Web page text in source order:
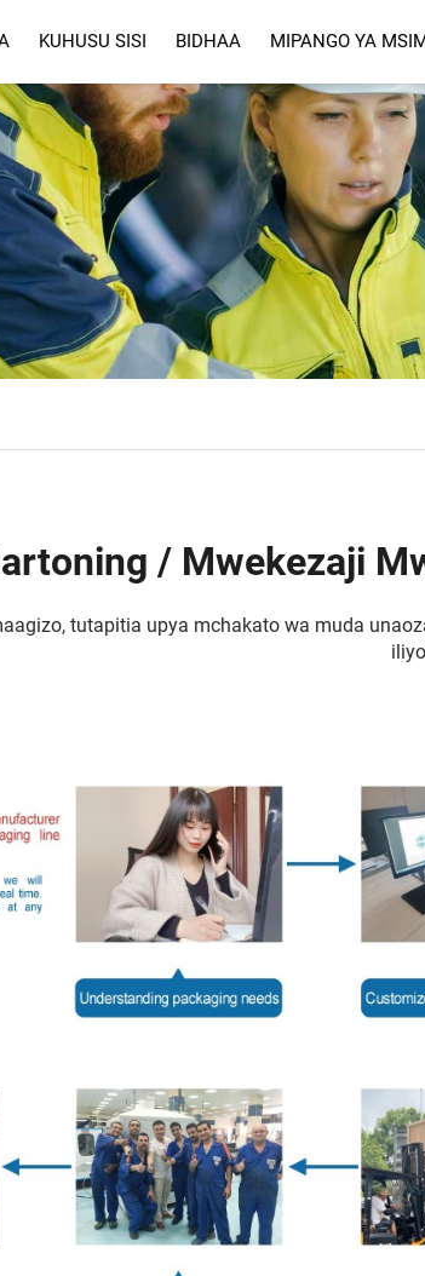
KUHUSU SISI BIDHAA MIPANGO YA
/ Mwekezaji
tutapitia upya mchakato wa muda